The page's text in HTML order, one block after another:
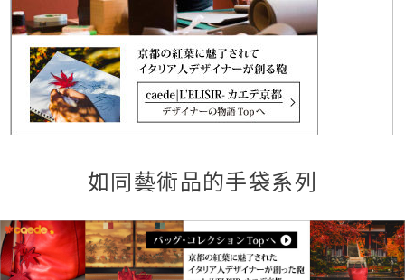
如同藝術品的手袋系列